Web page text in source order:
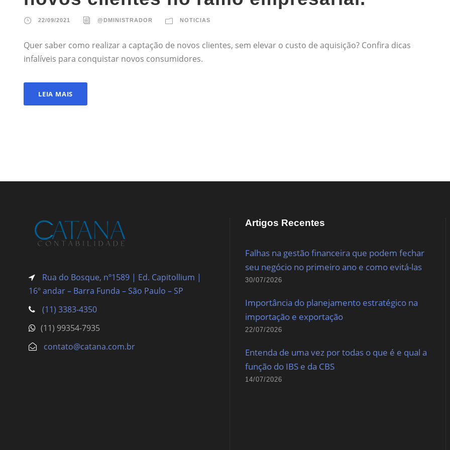
22/09/2021 @DMINISTRADOR NOTICIAS
Quer saber como realizar a captação de novos clientes, sem elevar o custo de aquisição? Confira dicas
infalíveis para conquistar novos consumidores.
LEIA MAIS
Rua do Bosque, nº1589 | Ed. Capitollium |
16º andar – Barra Funda – São Paulo – SP
(11) 3383-4350
(11) 99354-7935
contato@catana.com.br
Artigos Recentes
Falhas na gestão financeira que podem fechar
seu negócio no primeiro ano e como evitá-las
30/07/2026
Importância do planejamento estratégico na
importação e exportação
22/07/2026
Entenda de uma vez por todas o que é e qual a
função do IBS e da CBS
14/07/2026